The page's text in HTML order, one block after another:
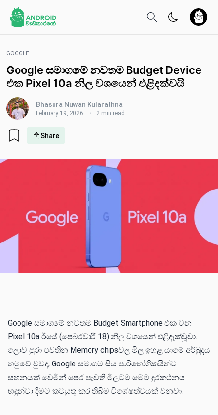
GOOGLE
Google සමාගමේ නවතම Budget Device
එක Pixel 10a නිල වශයෙන් එළිදක්වයි
Bhasura Nuwan Kularathna
February 19, 2026 2 min read
Share
Google සමාගමේ නවතම Budget Smartphone එක වන
Pixel 10a ඊයේ (පෙබරවාරි 18) නිල වශයෙන් එළිදැක්වූවා.
ලොව පුරා පවතින Memory chipsවල මිල ඉහළ යාමේ අර්බුදය
හමුවේ වුවද, Google සමාගම සිය පාරිභෝගිකයින්ට
සහනයක් වෙමින් පෙර පැවති මිලටම මෙම දුරකථනය
හඳුන්වා දීමට කටයුතු කර තිබීම විශේෂත්වයක් වනවා.